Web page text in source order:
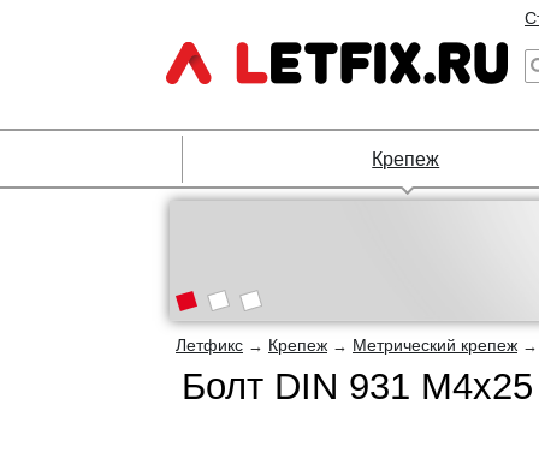
Крепеж
Летфикс → Крепеж → Метрический крепеж
Болт DIN 931